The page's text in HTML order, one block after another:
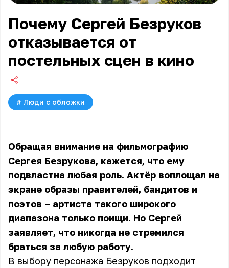
Почему Сергей Безруков
отказывается от
постельных сцен в кино
# Люди с обложки
Обращая внимание на фильмографию
Сергея Безрукова, кажется, что ему
подвластна любая роль. Актёр воплощал на
экране образы правителей, бандитов и
поэтов – артиста такого широкого
диапазона только поищи. Но Сергей
заявляет, что никогда не стремился
браться за любую работу.
В выбору персонажа Безруков подходит